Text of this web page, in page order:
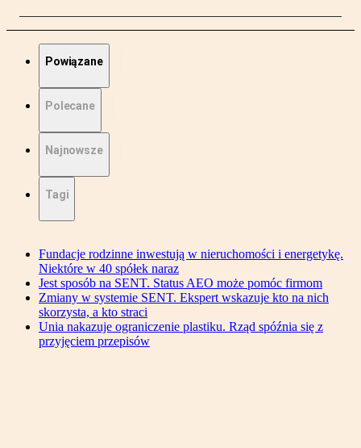
Powiązane
Polecane
Najnowsze
Tagi
Fundacje rodzinne inwestują w nieruchomości i energetykę.
Niektóre w 40 spółek naraz
Jest sposób na SENT. Status AEO może pomóc firmom
Zmiany w systemie SENT. Ekspert wskazuje kto na nich
skorzysta, a kto straci
Unia nakazuje ograniczenie plastiku. Rząd spóźnia się z
przyjęciem przepisów